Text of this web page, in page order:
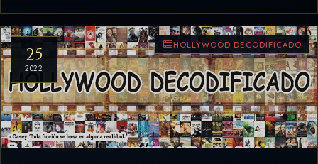
25
2022
HOLLYWOOD DECODIFICADO